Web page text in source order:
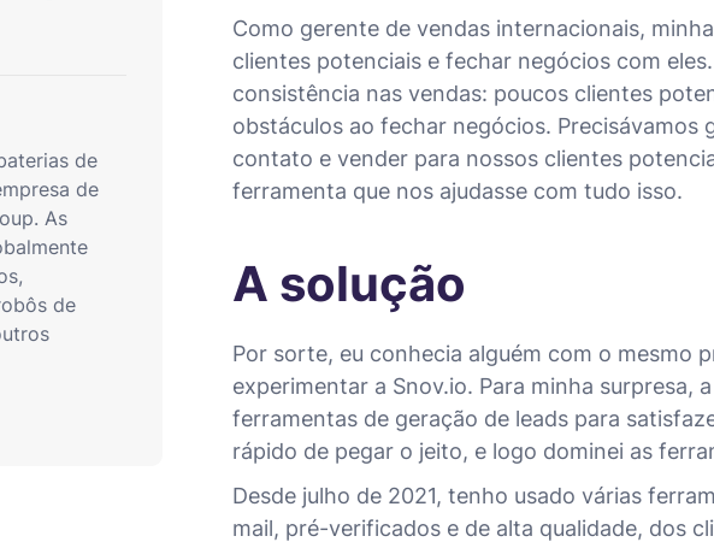
de
de
As
de
Como gerente de vendas internacionais,
clientes potenciais e fechar negócios com
consistência nas vendas: poucos clientes
obstáculos ao fechar negócios.
contato e vender para nossos clientes
ferramenta que nos ajudasse com tudo isso.
A solução
Por sorte, eu conhecia alguém com o mesmo
experimentar a Snov.io. Para minha surpresa,
ferramentas de geração de leads para
rápido de pegar o jeito, e logo dominei as
Desde julho de 2021, tenho usado várias
mail, pré-verificados e de alta qualidade, dos